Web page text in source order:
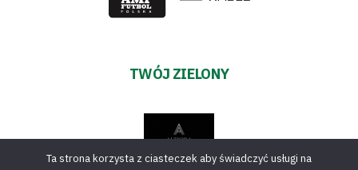
TWÓJ ZIELONY
Ta strona korzysta z ciasteczek aby świadczyć usługi na